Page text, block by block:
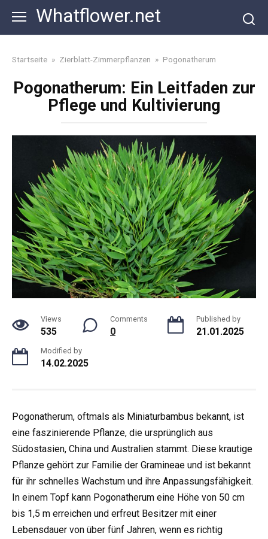
content
Whatflower.net
Startseite » Zierblatt-Zimmerpflanzen » Pogonatherum
Pogonatherum: Ein Leitfaden zur
Pflege und Kultivierung
Views
535
Comments
0
Published by
21.01.2025
Modified by
14.02.2025
Pogonatherum, oftmals als Miniaturbambus bekannt, ist
eine faszinierende Pflanze, die ursprünglich aus
Südostasien, China und Australien stammt. Diese krautige
Pflanze gehört zur Familie der Gramineae und ist bekannt
für ihr schnelles Wachstum und ihre Anpassungsfähigkeit.
In einem Topf kann Pogonatherum eine Höhe von 50 cm
bis 1,5 m erreichen und erfreut Besitzer mit einer
Lebensdauer von über fünf Jahren, wenn es richtig